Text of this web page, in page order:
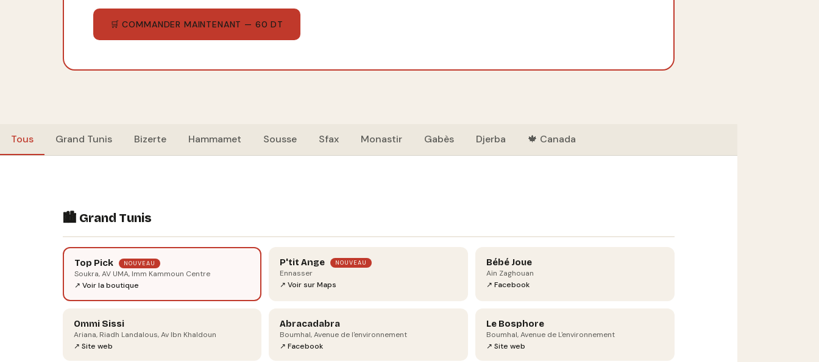
🛒 COMMANDER MAINTENANT — 60 DT
Tous Grand Tunis Bizerte Hammamet Sousse Sfax Monastir Gabès Djerba 🍁 Canada
🏙️ Grand Tunis
Top Pick NOUVEAU
Soukra, AV UMA, Imm Kammoun Centre
↗ Voir la boutique
P'tit Ange NOUVEAU
Ennasser
↗ Voir sur Maps
Bébé Joue
Aïn Zaghouan
↗ Facebook
Ommi Sissi
Ariana, Riadh Landalous, Av Ibn Khaldoun
↗ Site web
Abracadabra
Boumhal, Avenue de l'environnement
↗ Facebook
Le Bosphore
Boumhal, Avenue de L'environnement
↗ Site web